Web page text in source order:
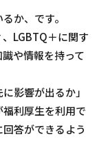
か、です。
LGBTQ＋に関す
や情報を持って
影響が出るか」
福利厚生を利用で
答ができるよう